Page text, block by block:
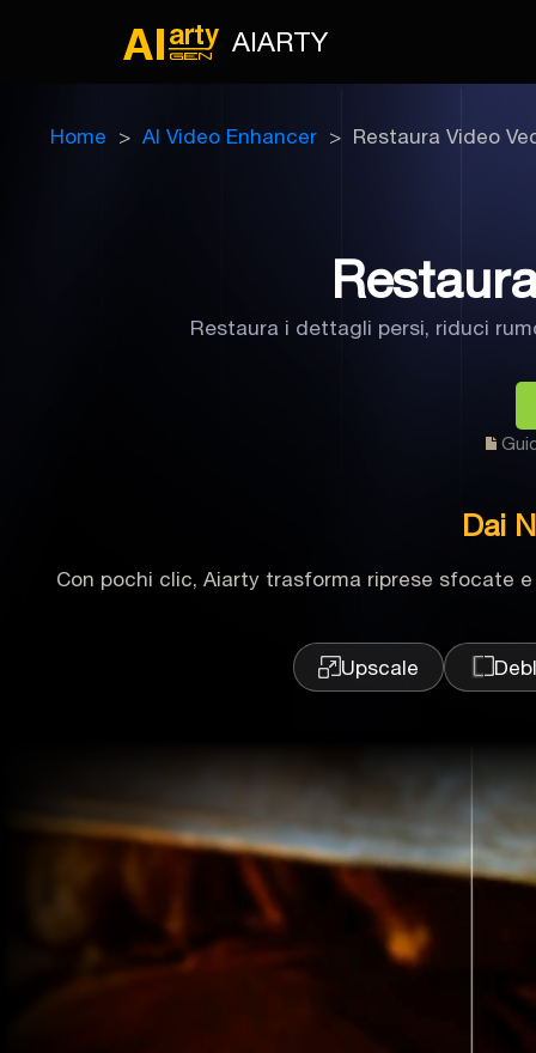
AIARTY
Home AI Video Enhancer Restaura Video
Restaura i dettagli persi, riduci
Dai
Con pochi clic, Aiarty trasforma riprese sfocate
Upscale